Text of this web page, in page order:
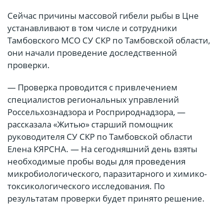
Сейчас причины массовой гибели рыбы в Цне
устанавливают в том числе и сотрудники
Тамбовского МСО СУ СКР по Тамбовской области,
они начали проведение доследственной
проверки.
— Проверка проводится с привлечением
специалистов региональных управлений
Россельхознадзора и Росприроднадзора, —
рассказала «Житью» старший помощник
руководителя СУ СКР по Тамбовской области
Елена КЯРСНА. — На сегодняшний день взяты
необходимые пробы воды для проведения
микробиологического, паразитарного и химико-
токсикологического исследования. По
результатам проверки будет принято решение.